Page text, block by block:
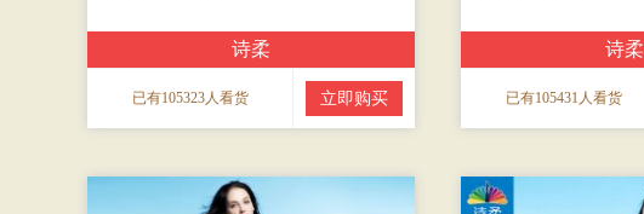
诗柔
已有105323人看货 立即购买
诗柔
已有105431人看货